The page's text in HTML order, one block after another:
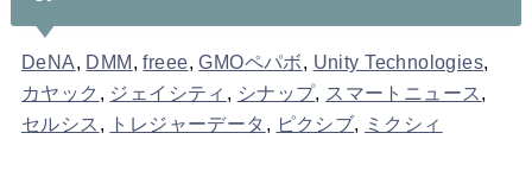
DeNA, DMM,freee,GMOペパボ, Unity Technologies,
カヤック , ジェイシティ , シナップ, スマートニュース ,
セルシス , トレジャーデータ , ピクシブ, ミクシィ